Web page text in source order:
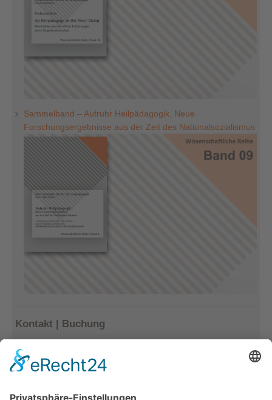
Sammelband – Aufruhr Heilpädagogik. Neue
Forschungsergebnisse aus der Zeit des Nationalsozialismus
Kontakt | Buchung
Tel.: 033477–548940
info@archiv-heilpaedagogik.de